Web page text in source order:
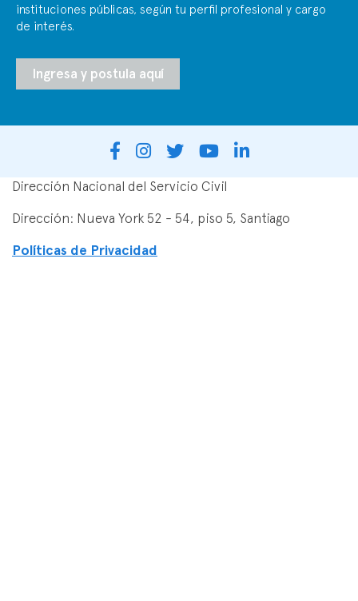
instituciones públicas, según tu perfil profesional y cargo
de interés.
Ingresa y postula aquí
Dirección Nacional del Servicio Civil
Dirección: Nueva York 52 - 54, piso 5, Santiago
Políticas de Privacidad